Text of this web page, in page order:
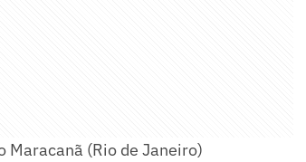
Maracanã (Rio de Janeiro)